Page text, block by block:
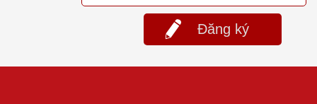
Đăng ký